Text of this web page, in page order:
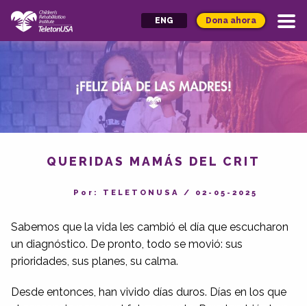
ENG Dona ahora
QUERIDAS MAMÁS DEL CRIT
Por: TELETONUSA / 02-05-2025
Sabemos que la vida les cambió el día que escucharon
un diagnóstico. De pronto, todo se movió: sus
prioridades, sus planes, su calma.
Desde entonces, han vivido días duros. Días en los que